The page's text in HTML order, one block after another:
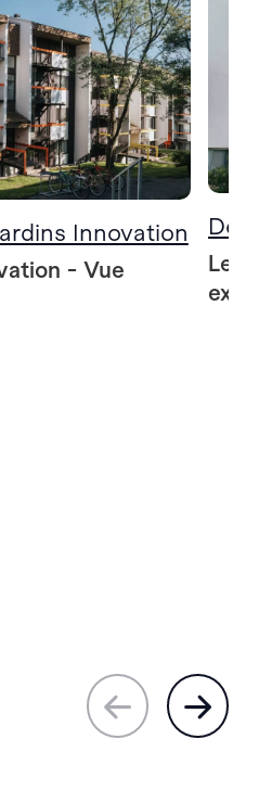
Innovation
- Vue
Les